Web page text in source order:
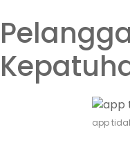
app